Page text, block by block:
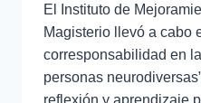
El Instituto de
Magisterio llevó a cabo
corresponsabilidad en
personas
reflexión y aprendizaje